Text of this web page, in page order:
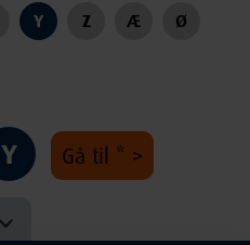
Y Z Æ Ø
Y Gå til * >